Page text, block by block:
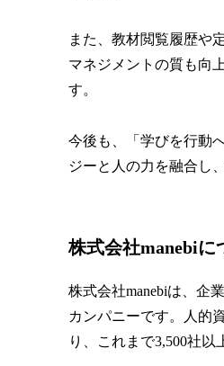
また、教材閲覧履歴や
マネジメントの質も向
す。
今後も、「学びを行動
ジーと人の力を融合し
株式会社manebiに
株式会社manebiは、企
カンパニーです。人的
り、これまで3,500社以